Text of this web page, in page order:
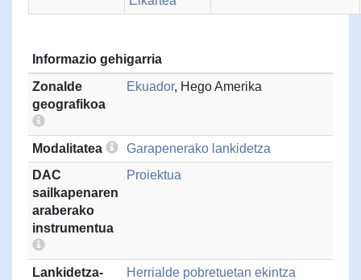
Informazio gehigarria
Zonalde
geografikoa
Ekuador, Hego Amerika
Modalitatea
Garapenerako lankidetza
DAC
sailkapenaren
araberako
instrumentua
Proiektua
Lankidetza- Herrialde pobretuetan ekintza